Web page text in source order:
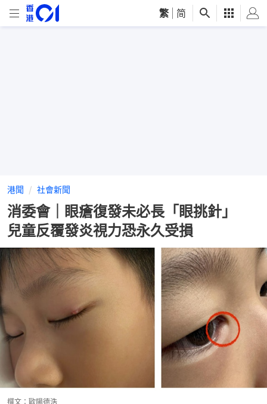
繁 简
港聞 社會新聞
消委會｜眼瘡復發未必長「眼挑針」
兒童反覆發炎視力恐永久受損
撰文： 歐陽德浩